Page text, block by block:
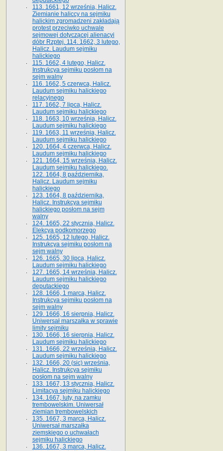
113. 1661, 12 września, Halicz.
Ziemianie haliccy na sejmiku
halickim zgromadzeni zakładają
protest przeciwko uchwale
sejmowej dotyczącej alienacyi
dóbr Rzptej. 114. 1662, 3 lutego,
Halicz. Laudum sejmiku
halickiego
115. 1662, 4 lutego, Halicz.
Instrukcya sejmiku posłom na
sejm walny
116. 1662, 5 czerwca, Halicz.
Laudum sejmiku halickiego
relacyjnego
117. 1662, 7 lipca, Halicz.
Laudum sejmiku halickiego
118. 1663, 10 września, Halicz.
Laudum sejmiku halickiego
119. 1663, 11 września, Halicz.
Laudum sejmiku halickiego
120. 1664, 4 czerwca, Halicz.
Laudum sejmiku halickiego
121. 1664, 15 września, Halicz.
Laudum sejmiku halickiego.
122. 1664, 8 października,
Halicz. Laudum sejmiku
halickiego
123. 1664, 8 października,
Halicz. Instrukcya sejmiku
halickiego posłom na sejm
walny
124. 1665, 22 stycznia, Halicz.
Elekcya podkomorzego
125. 1665, 12 lutego, Halicz.
Instrukcya sejmiku posłom na
sejm walny
126. 1665, 30 lipca, Halicz.
Laudum sejmiku halickiego
127. 1665, 14 września, Halicz.
Laudum sejmiku halickiego
deputackiego
128. 1666, 1 marca, Halicz.
Instrukcya sejmiku posłom na
sejm walny
129. 1666, 16 sierpnia, Halicz.
Uniwersał marszałka w sprawie
limity sejmiku
130. 1666, 16 sierpnia, Halicz.
Laudum sejmiku halickiego
131. 1666, 22 września, Halicz.
Laudum sejmiku halickiego
132. 1666, 20 (sic) września,
Halicz. Instrukcya sejmiku
posłom na sejm walny
133. 1667, 13 stycznia, Halicz.
Limitacya sejmiku halickiego
134. 1667, luty, na zamku
trembowelskim. Uniwersał
ziemian trembowelskich
135. 1667, 3 marca, Halicz.
Uniwersał marszałka
ziemskiego o uchwałach
sejmiku halickiego
136. 1667, 3 marca, Halicz.